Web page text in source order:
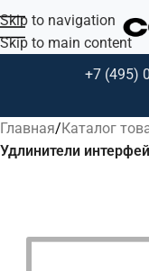
Skip to navigation
Skip to main content
+7 (495)
Главная Каталог
Удлинители